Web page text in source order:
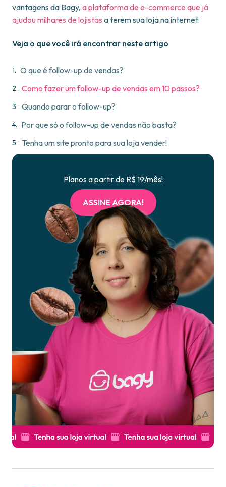
vantagens da Bagy, a plataforma de e-commerce que já
ajudou milhares de lojistas a terem sua loja na internet.
Veja o que você irá encontrar neste artigo
O que é follow-up de vendas?
Como fazer um follow-up de vendas em 10 passos?
Quando parar o follow-up?
Por que só o follow-up de vendas não basta?
Tenha um site pronto para sua loja vender!
Planos a partir de R$ 19/mês!
ASSINE AGORA!